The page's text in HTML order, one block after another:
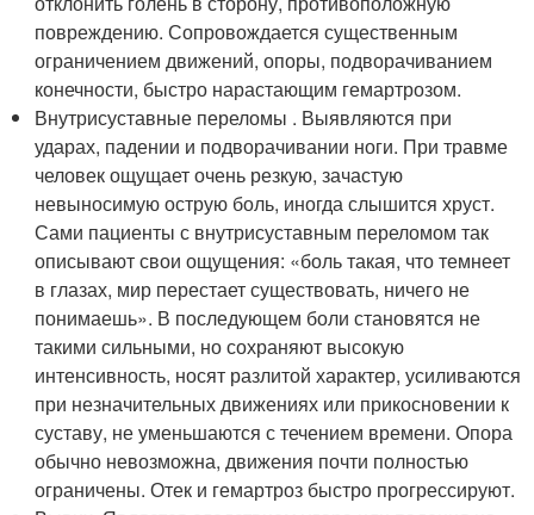
повреждению. Сопровождается существенным
ограничением движений, опоры, подворачиванием
конечности, быстро нарастающим гемартрозом.
Внутрисуставные переломы . Выявляются при
ударах, падении и подворачивании ноги. При травме
человек ощущает очень резкую, зачастую
невыносимую острую боль, иногда слышится хруст.
Сами пациенты с внутрисуставным переломом так
описывают свои ощущения: «боль такая, что темнеет
в глазах, мир перестает существовать, ничего не
понимаешь». В последующем боли становятся не
такими сильными, но сохраняют высокую
интенсивность, носят разлитой характер, усиливаются
при незначительных движениях или прикосновении к
суставу, не уменьшаются с течением времени. Опора
обычно невозможна, движения почти полностью
ограничены. Отек и гемартроз быстро прогрессируют.